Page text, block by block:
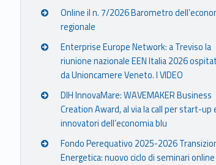
Online il n. 7/2026 Barometro
regionale
Enterprise Europe Network: a Treviso la
riunione nazionale EEN Italia 2026
da Unioncamere Veneto. I VIDEO
DIH InnovaMare: WAVEMAKER Business
Creation Award, al via la call per start-up
innovatori dell’economia blu
Fondo Perequativo 2025-2026
Energetica: nuovo ciclo di seminari online